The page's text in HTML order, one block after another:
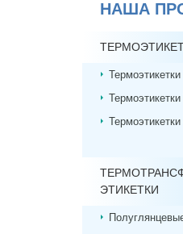
НАША
ЭТИКЕТКИ